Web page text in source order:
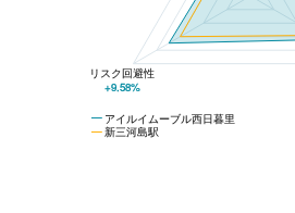
アイルイムーブル西日暮里
新三河島駅
リスク回避性
+9.58%